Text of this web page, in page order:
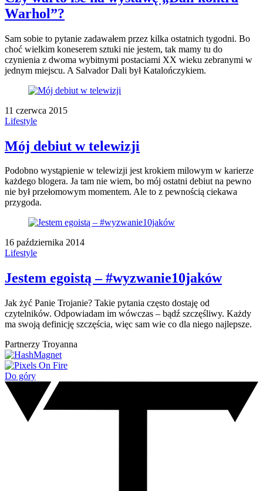
Warhol”?
Sam sobie to pytanie zadawałem przez kilka ostatnich tygodni. Bo
choć wielkim koneserem sztuki nie jestem, tak mamy tu do
czynienia z dwoma wybitnymi postaciami XX wieku zebranymi w
jednym miejscu. A Salvador Dali był Katalończykiem.
11 czerwca 2015
Lifestyle
Mój debiut w telewizji
Podobno wystąpienie w telewizji jest krokiem milowym w karierze
każdego blogera. Ja tam nie wiem, bo mój ostatni debiut na pewno
nie był przełomowym momentem. Ale to z pewnością ciekawa
przygoda.
16 października 2014
Lifestyle
Jestem egoistą – #wyzwanie10jaków
Jak żyć Panie Trojanie? Takie pytania często dostaję od
czytelników. Odpowiadam im wówczas – bądź szczęśliwy. Każdy
ma swoją definicję szczęścia, więc sam wie co dla niego najlepsze.
Partnerzy Troyanna
Do góry